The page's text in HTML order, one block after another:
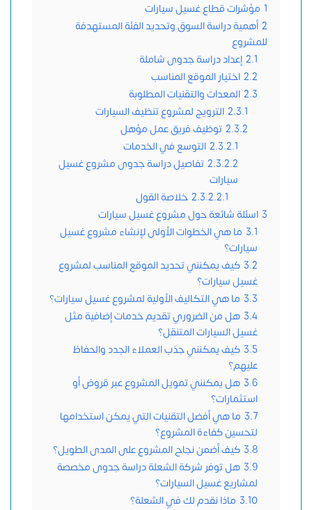
1 مؤشرات قطاع غسيل سيارات
2 أهمية دراسة السوق وتحديد الفئة المستهدفة
للمشروع
2.1 إعداد دراسة جدوى شاملة
2.2 اختيار الموقع المناسب
2.3 المعدات والتقنيات المطلوبة
2.3.1 الترويج لمشروع تنظيف السيارات
2.3.2 توظيف فريق عمل مؤهل
2.3.2.1 التوسع في الخدمات
2.3.2.2 تفاصيل دراسة جدوى مشروع غسيل
سيارات
2.3.2.2.1 خلاصة القول
3 اسئلة شائعة حول مشروع غسيل سيارات
3.1 ما هي الخطوات الأولى لإنشاء مشروع غسيل
سيارات؟
3.2 كيف يمكنني تحديد الموقع المناسب لمشروع
غسيل سيارات؟
3.3 ما هي التكاليف الأولية لمشروع غسيل سيارات؟
3.4 هل من الضروري تقديم خدمات إضافية مثل
غسيل السيارات المتنقل؟
3.5 كيف يمكنني جذب العملاء الجدد والحفاظ
عليهم؟
3.6 هل يمكنني تمويل المشروع عبر قروض أو
استثمارات؟
3.7 ما هي أفضل التقنيات التي يمكن استخدامها
لتحسين كفاءة المشروع؟
3.8 كيف أضمن نجاح المشروع على المدى الطويل؟
3.9 هل توفر شركة الشعلة دراسة جدوى مخصصة
لمشاريع غسيل السيارات؟
3.10 ماذا نقدم لك في الشعلة؟